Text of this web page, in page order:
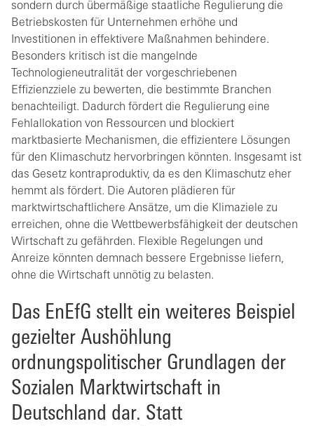
sondern durch übermäßige staatliche Regulierung die
Betriebskosten für Unternehmen erhöhe und
Investitionen in effektivere Maßnahmen behindere.
Besonders kritisch ist die mangelnde
Technologieneutralität der vorgeschriebenen
Effizienzziele zu bewerten, die bestimmte Branchen
benachteiligt. Dadurch fördert die Regulierung eine
Fehlallokation von Ressourcen und blockiert
marktbasierte Mechanismen, die effizientere Lösungen
für den Klimaschutz hervorbringen könnten. Insgesamt ist
das Gesetz kontraproduktiv, da es den Klimaschutz eher
hemmt als fördert. Die Autoren plädieren für
marktwirtschaftlichere Ansätze, um die Klimaziele zu
erreichen, ohne die Wettbewerbsfähigkeit der deutschen
Wirtschaft zu gefährden. Flexible Regelungen und
Anreize könnten demnach bessere Ergebnisse liefern,
ohne die Wirtschaft unnötig zu belasten.
Das EnEfG stellt ein weiteres Beispiel
gezielter Aushöhlung
ordnungspolitischer Grundlagen der
Sozialen Marktwirtschaft in
Deutschland dar. Statt